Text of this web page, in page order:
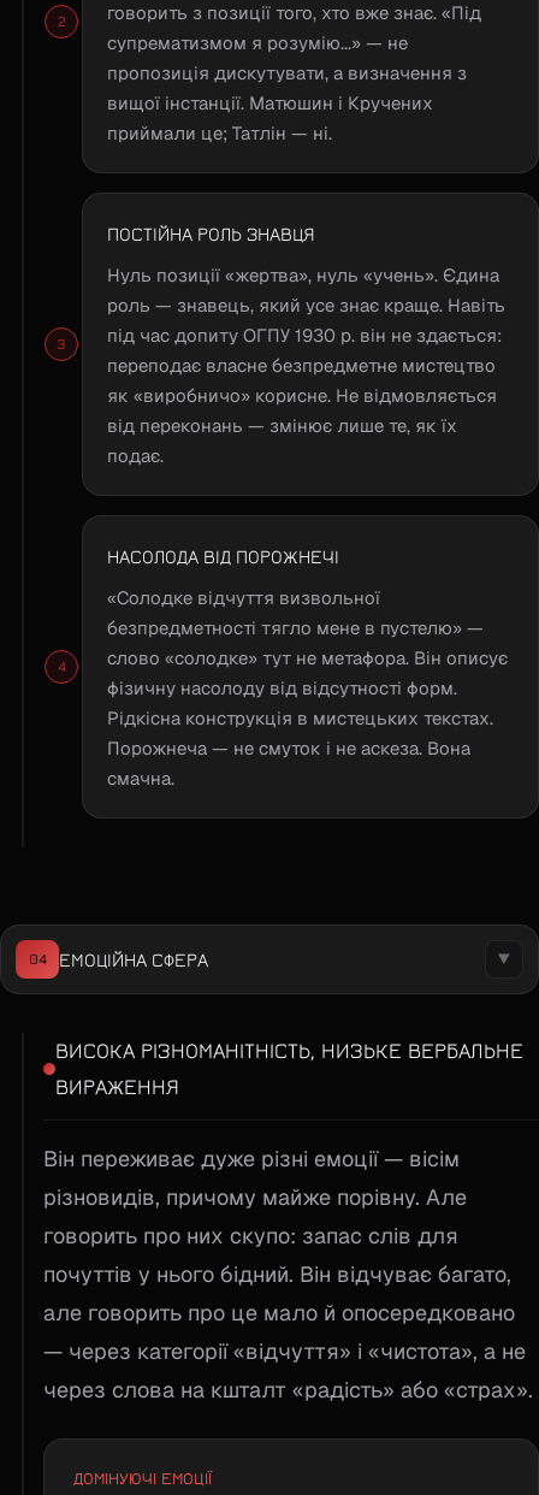
говорить з позиції того, хто вже знає. «Під
супрематизмом я розумію...» — не
пропозиція дискутувати, а визначення з
вищої інстанції. Матюшин і Кручених
приймали це; Татлін — ні.
ПОСТІЙНА РОЛЬ ЗНАВЦЯ
Нуль позиції «жертва», нуль «учень». Єдина
роль — знавець, який усе знає краще. Навіть
під час допиту ОГПУ 1930 р. він не здається:
переподає власне безпредметне мистецтво
як «виробничо» корисне. Не відмовляється
від переконань — змінює лише те, як їх
подає.
НАСОЛОДА ВІД ПОРОЖНЕЧІ
«Солодке відчуття визвольної
безпредметності тягло мене в пустелю» —
слово «солодке» тут не метафора. Він описує
фізичну насолоду від відсутності форм.
Рідкісна конструкція в мистецьких текстах.
Порожнеча — не смуток і не аскеза. Вона
смачна.
04 ЕМОЦІЙНА СФЕРА ▼
ВИСОКА РІЗНОМАНІТНІСТЬ, НИЗЬКЕ ВЕРБАЛЬНЕ
ВИРАЖЕННЯ
Він переживає дуже різні емоції — вісім
різновидів, причому майже порівну. Але
говорить про них скупо: запас слів для
почуттів у нього бідний. Він відчуває багато,
але говорить про це мало й опосередковано
— через категорії «відчуття» і «чистота», а не
через слова на кшталт «радість» або «страх».
ДОМІНУЮЧІ ЕМОЦІЇ